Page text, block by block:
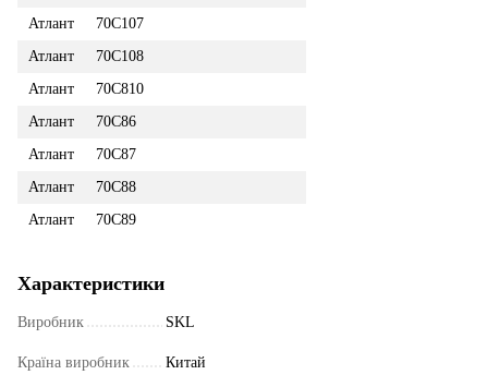
Атлант
70С107
Атлант
70С108
Атлант
70С810
Атлант
70С86
Атлант
70С87
Атлант
70С88
Атлант
70С89
Характеристики
Виробник SKL
Країна виробник Китай